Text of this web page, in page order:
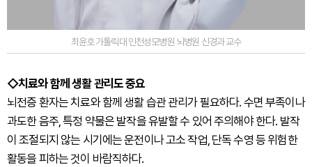
최윤호 가톨릭대 인천성모병원 뇌병원 신경과 교수
◇치료와 함께 생활 관리도 중요
뇌전증 환자는 치료와 함께 생활 습관 관리가 필요하다. 수면 부족이나
과도한 음주, 특정 약물은 발작을 유발할 수 있어 주의해야 한다. 발작
이 조절되지 않는 시기에는 운전이나 고소 작업, 단독 수영 등 위험한
활동을 피하는 것이 바람직하다.